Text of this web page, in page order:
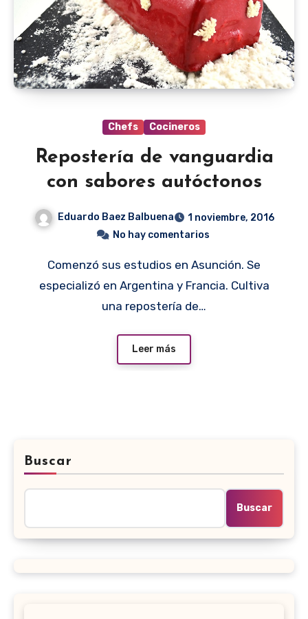
Chefs Cocineros
Repostería de vanguardia
con sabores autóctonos
Eduardo Baez Balbuena
1 noviembre, 2016
No hay comentarios
Comenzó sus estudios en Asunción. Se
especializó en Argentina y Francia. Cultiva
una repostería de…
Leer más
Buscar
Buscar